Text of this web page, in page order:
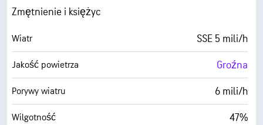
Zmętnienie i księżyc
Wiatr SSE 5 mili/h
Jakość powietrza Groźna
Porywy wiatru 6 mili/h
Wilgotność 47%